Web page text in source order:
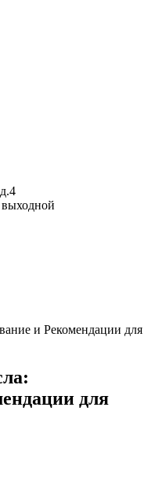
и Рекомендации для
для